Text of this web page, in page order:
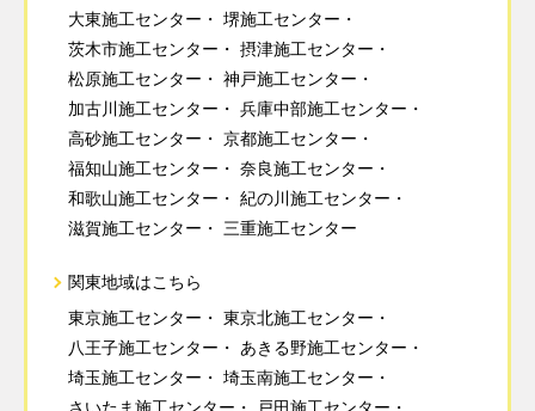
大東施工センター
堺施工センター
茨木市施工センター
摂津施工センター
松原施工センター
神戸施工センター
加古川施工センター
兵庫中部施工センター
高砂施工センター
京都施工センター
福知山施工センター
奈良施工センター
和歌山施工センター
紀の川施工センター
滋賀施工センター
三重施工センター
関東地域はこちら
東京施工センター
東京北施工センター
八王子施工センター
あきる野施工センター
埼玉施工センター
埼玉南施工センター